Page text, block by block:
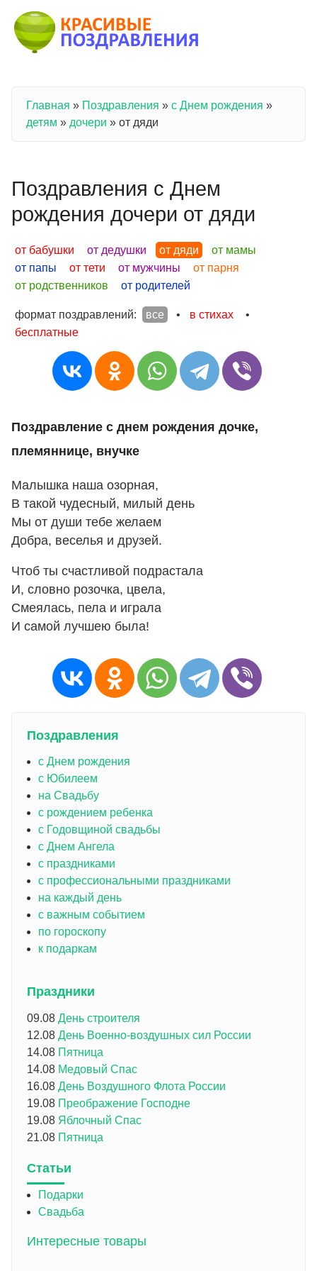
Вы здесь
Главная » Поздравления » с Днем рождения »
детям » дочери » от дяди
Поздравления с Днем
рождения дочери от дяди
от бабушки от дедушки от дяди
от мамы
от папы
от тети от мужчины
от парня
от родственников
от родителей
формат поздравлений: все • в стихах
•
бесплатные
Поздравление с днем рождения дочке,
племяннице, внучке
Малышка наша озорная,
В такой чудесный, милый день
Мы от души тебе желаем
Добра, веселья и друзей.
Чтоб ты счастливой подрастала
И, словно розочка, цвела,
Смеялась, пела и играла
И самой лучшею была!
Поздравления
с Днем рождения
с Юбилеем
на Свадьбу
с рождением ребенка
с Годовщиной свадьбы
с Днем Ангела
с праздниками
с профессиональными праздниками
на каждый день
с важным событием
по гороскопу
к подаркам
Праздники
09.08 День строителя
12.08 День Военно-воздушных сил России
14.08 Пятница
14.08 Медовый Спас
16.08 День Воздушного Флота России
19.08 Преображение Господне
19.08 Яблочный Спас
21.08 Пятница
Статьи
Подарки
Свадьба
Интересные товары